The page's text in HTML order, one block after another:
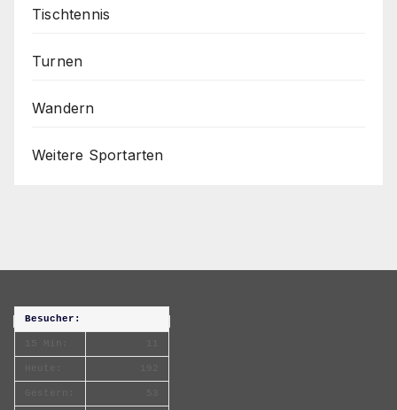
Tischtennis
Turnen
Wandern
Weitere Sportarten
Besucher: